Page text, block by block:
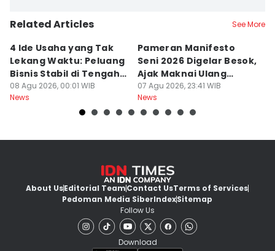
Related Articles See More
4 Ide Usaha yang Tak
Lekang Waktu: Peluang
Bisnis Stabil di Tengah
Perubahan
08 Agu 2026, 00:01 WIB
News
Pameran Manifesto
Seni 2026 Digelar Besok,
Ajak Maknai Ulang
Maritim
07 Agu 2026, 23:41 WIB
News
About UsEditorial TeamContact UsTerms of Services
Pedoman Media SiberIndexSitemap
Follow Us
Download